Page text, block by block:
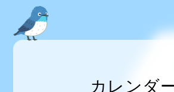
カレンダ